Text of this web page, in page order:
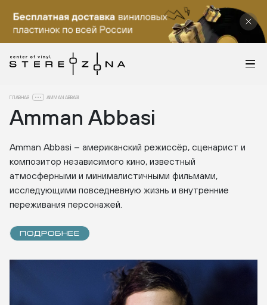
ГЛАВНАЯ AMMAN ABBASI
Amman Abbasi
Amman Abbasi – американский режиссёр, сценарист и
композитор независимого кино, известный
атмосферными и минималистичными фильмами,
исследующими повседневную жизнь и внутренние
переживания персонажей.
ПОДРОБНЕЕ